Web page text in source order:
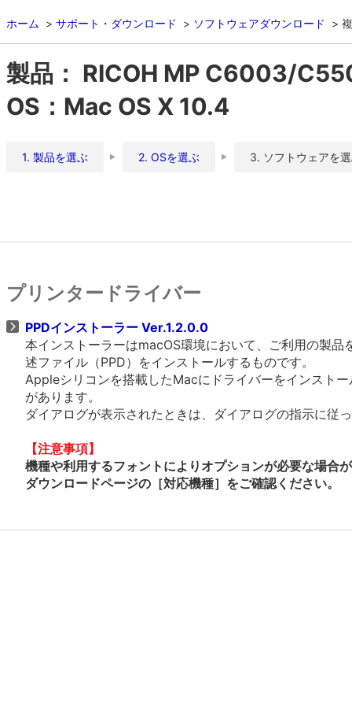
ホーム サポート・ダウンロード ソフトウェアダウンロード
製品： RICOH MP C6003/
OS：Mac OS X 10.4
1. 製品を選ぶ 2. OSを選ぶ 3. ソフトウェアを
プリンタードライバー
PPDインストーラー Ver.1.2.0.0
本インストーラーはmacOS環境において、ご利用の製
述ファイル（PPD）をインストールするものです。
Appleシリコンを搭載したMacにドライバーをインスト
があります。
ダイアログが表示されたときは、ダイアログの指示に従
【注意事項】
機種や利用するフォントによりオプションが必要な場合
ダウンロードページの［対応機種］をご確認ください。